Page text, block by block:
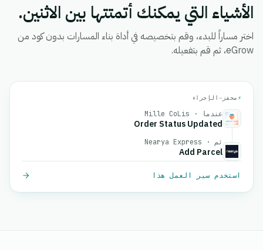
الأشياء التي يمكنك أتمتتها بين الاثنين.
اختر مساراً للبدء، وقم بتخصيصه في أداة بناء المسارات بدون كود من
eGrow، ثم قم بتفعيله.
⚡ محفز →الإجراء
عندما · Mille CoLis
Order Status Updated
ثم · Nearya Express
Add Parcel
استخدم سير العمل هذا